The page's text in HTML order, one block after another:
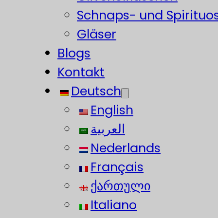
Schnaps- und
Gläser
Blogs
Kontakt
Deutsch
English
العربية
Nederlands
Français
ქართული
Italiano